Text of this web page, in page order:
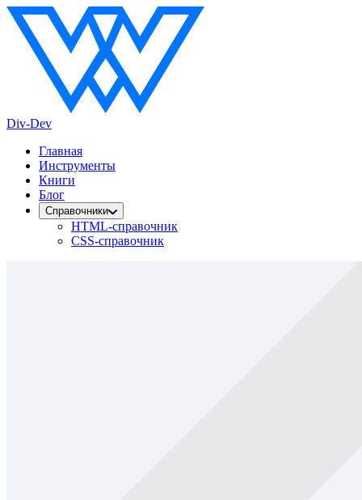
Div-Dev
Главная
Инструменты
Книги
Блог
Справочники
HTML-справочник
CSS-справочник